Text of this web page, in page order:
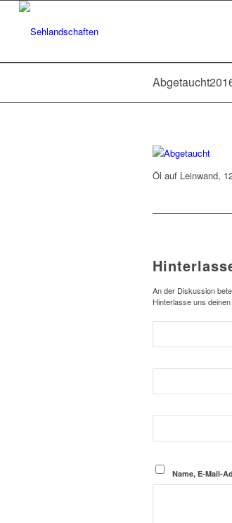
Öl auf Leinwand,
An der Diskussion
Hinterlasse uns
Name, E-Mail-